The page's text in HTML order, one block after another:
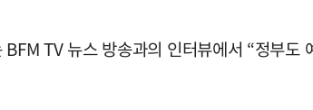
TV 뉴스 방송과의 인터뷰에서 “정부